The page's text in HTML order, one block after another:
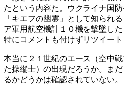
たという内容た。ウクライナ国防
「キエフの幽霊」として知られ
ア軍用航空機計１０機を撃墜した
特にコメントも付けずリツイート
本当に２１世紀のエース（空中
た操縦士）の出現だろうか。ま
るかどうかは確認されていない。